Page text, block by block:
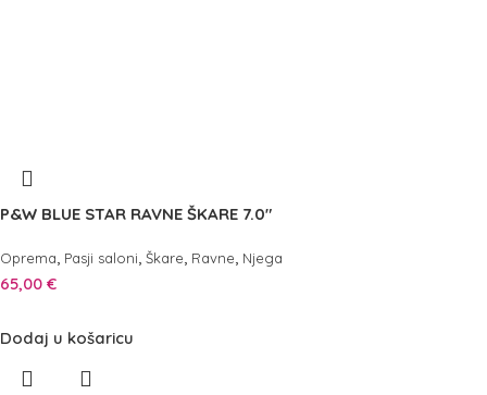
P&W BLUE STAR RAVNE ŠKARE 7.0″
Oprema, Pasji saloni, Škare, Ravne, Njega
65,00 €
Dodaj u košaricu